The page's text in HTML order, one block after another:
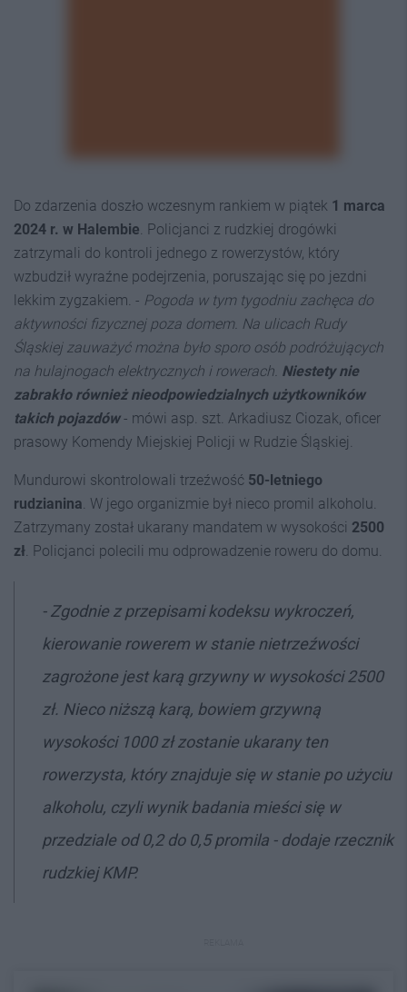
Do zdarzenia doszło wczesnym rankiem w piątek 1 marca
2024 r. w Halembie . Policjanci z rudzkiej drogówki
zatrzymali do kontroli jednego z rowerzystów, który
wzbudził wyraźne podejrzenia, poruszając się po jezdni
lekkim zygzakiem. - Pogoda w tym tygodniu zachęca do
aktywności fizycznej poza domem. Na ulicach Rudy
Śląskiej zauważyć można było sporo osób podróżujących
na hulajnogach elektrycznych i rowerach. Niestety nie
zabrakło również nieodpowiedzialnych użytkowników
takich pojazdów - mówi asp. szt. Arkadiusz Ciozak, oficer
prasowy Komendy Miejskiej Policji w Rudzie Śląskiej.
Mundurowi skontrolowali trzeźwość 50-letniego
rudzianina . W jego organizmie był nieco promil alkoholu.
Zatrzymany został ukarany mandatem w wysokości 2500
zł . Policjanci polecili mu odprowadzenie roweru do domu.
- Zgodnie z przepisami kodeksu wykroczeń,
kierowanie rowerem w stanie nietrzeźwości
zagrożone jest karą grzywny w wysokości 2500
zł. Nieco niższą karą, bowiem grzywną
wysokości 1000 zł zostanie ukarany ten
rowerzysta, który znajduje się w stanie po użyciu
alkoholu, czyli wynik badania mieści się w
przedziale od 0,2 do 0,5 promila - dodaje rzecznik
rudzkiej KMP.